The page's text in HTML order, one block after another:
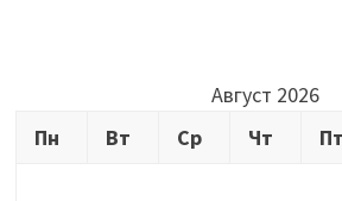
Август 2026
Пн
Вт Ср Чт Пт